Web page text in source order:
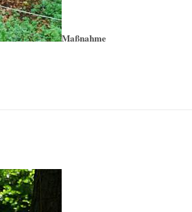
Maßnahme